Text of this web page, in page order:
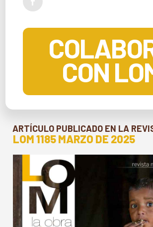
CON
ARTÍCULO PUBLICADO EN LA
LOM 1185 MARZO DE 2025